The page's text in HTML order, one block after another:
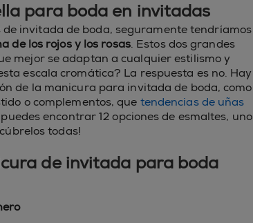
para boda en invitadas
invitada de boda, seguramente tendríamos
de los rojos y los rosas. Estos dos grandes
mejor se adaptan a cualquier estilismo y
escala cromática? La respuesta es no. Hay
de la manicura para invitada de boda, como
o complementos, que tendencias de uñas
encontrar 12 opciones de esmaltes, uno
todas!
de invitada para boda